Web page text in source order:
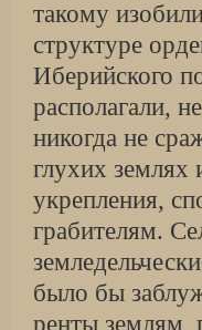
такому
структуре
Иберийского
располагали,
никогда не
глухих землях
укрепления,
грабителям.
было бы
ренты землям,